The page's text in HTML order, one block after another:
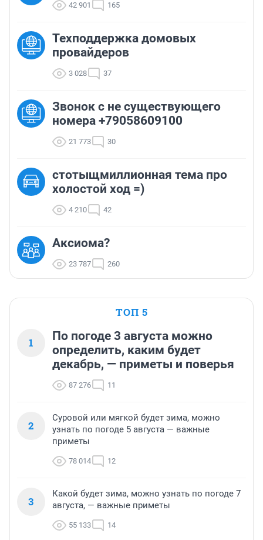
42 901 165
Техподдержка домовых
провайдеров
3 028 37
Звонок с не существующего
номера +79058609100
21 773 30
стотыщмиллионная тема про
холостой ход =)
4 210 42
Аксиома?
23 787 260
ТОП 5
1
По погоде 3 августа можно
определить, каким будет
декабрь, — приметы и поверья
87 276 11
2
Суровой или мягкой будет зима, можно
узнать по погоде 5 августа — важные
приметы
78 014 12
3
Какой будет зима, можно узнать по погоде 7
августа, — важные приметы
55 133 14